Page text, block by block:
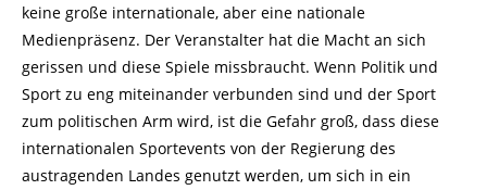
keine große internationale, aber eine nationale
Medienpräsenz. Der Veranstalter hat die Macht an sich
gerissen und diese Spiele missbraucht. Wenn Politik und
Sport zu eng miteinander verbunden sind und der Sport
zum politischen Arm wird, ist die Gefahr groß, dass diese
internationalen Sportevents von der Regierung des
austragenden Landes genutzt werden, um sich in ein